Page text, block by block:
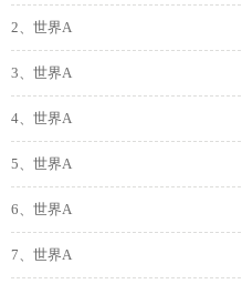
2、世界A
3、世界A
4、世界A
5、世界A
6、世界A
7、世界A